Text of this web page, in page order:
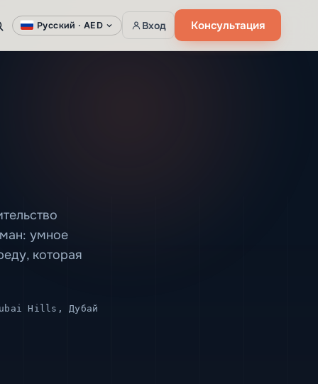
Русский · AED Вход Консультация
умное
которая
Hills, Дубай